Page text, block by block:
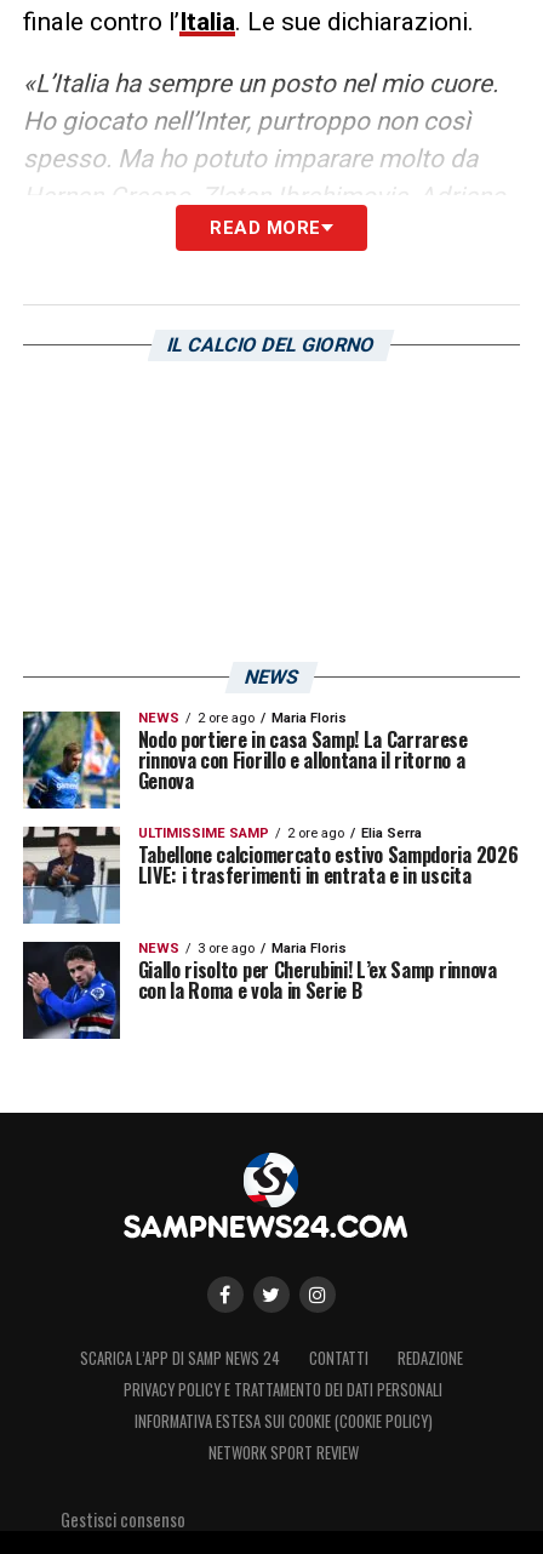
finale contro l’Italia. Le sue dichiarazioni.
«L’Italia ha sempre un posto nel mio cuore.
Ho giocato nell’Inter, purtroppo non così
spesso. Ma ho potuto imparare molto da
Hernan Crespo, Zlatan Ibrahimovic, Adriano
e ovviamente José Mourinho. Sono spesso
Leonardo Bonucci, tanto di cappello alla
coppia. Hanno giocato molto bene insieme
READ MORE
IL CALCIO DEL GIORNO
NEWS
NEWS 2 ore ago Maria Floris
Nodo portiere in casa Samp! La Carrarese
rinnova con Fiorillo e allontana il ritorno a
Genova
ULTIMISSIME SAMP 2 ore ago Elia Serra
Tabellone calciomercato estivo Sampdoria 2026
LIVE: i trasferimenti in entrata e in uscita
NEWS 3 ore ago Maria Floris
Giallo risolto per Cherubini! L’ex Samp rinnova
con la Roma e vola in Serie B
SCARICA L’APP DI SAMP NEWS 24 CONTATTI
REDAZIONE
PRIVACY POLICY E TRATTAMENTO DEI DATI PERSONALI
INFORMATIVA ESTESA SUI COOKIE (COOKIE POLICY)
NETWORK SPORT REVIEW
Gestisci consenso